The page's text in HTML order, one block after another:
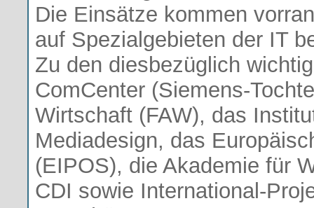
Die Einsätze kommen
auf Spezialgebieten der IT
Zu den diesbezüglich
ComCenter (Siemens-
Wirtschaft (FAW), das
Mediadesign, das
(EIPOS), die Akademie für
CDI sowie International-